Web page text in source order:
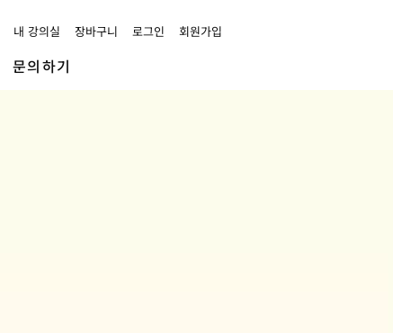
내 강의실 장바구니 로그인 회원가입
문의하기